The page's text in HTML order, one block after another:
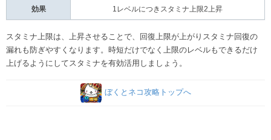
効果 1レベルにつきスタミナ上限2上昇
スタミナ上限は、上昇させることで、回復上限が上がりスタミナ回復の
漏れも防ぎやすくなります。時短だけでなく上限のレベルもできるだけ
上げるようにしてスタミナを有効活用しましょう。
ぼくとネコ攻略トップへ